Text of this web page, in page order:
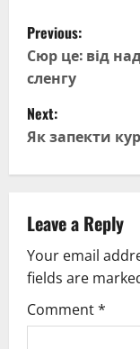
P
o
s
t
n
a
v
i
g
Previous:
Сюр це: від
сленгу
Next:
Як запекти
Leave a Reply
Your email
fields are
Comment*